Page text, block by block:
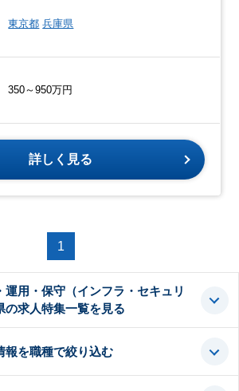
東京都 兵庫県
350～950万円
詳しく見る
1
運用・保守（インフラ・セキュリ
の求人特集一覧を見る
報を職種で絞り込む